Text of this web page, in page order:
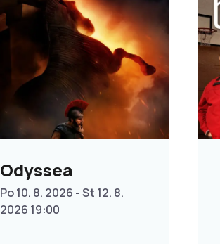
Odyssea
Po 10. 8. 2026 - St 12. 8.
2026 19:00